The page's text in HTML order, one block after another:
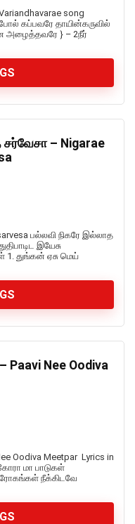
song
கப்பவரே தாயின்கருவில்
} – 2நீர்
சர்வேசா – Nigarae
பல்லவி நிகரே இல்லாத
இயேசு
1. துங்கன் ஏசு மெய்
Paavi Nee Oodiva
Oodiva Meetpar Lyrics in
மா பாடுகள்
நீக்கிடவே